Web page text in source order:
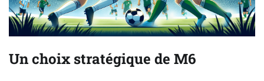
Un choix stratégique de M6